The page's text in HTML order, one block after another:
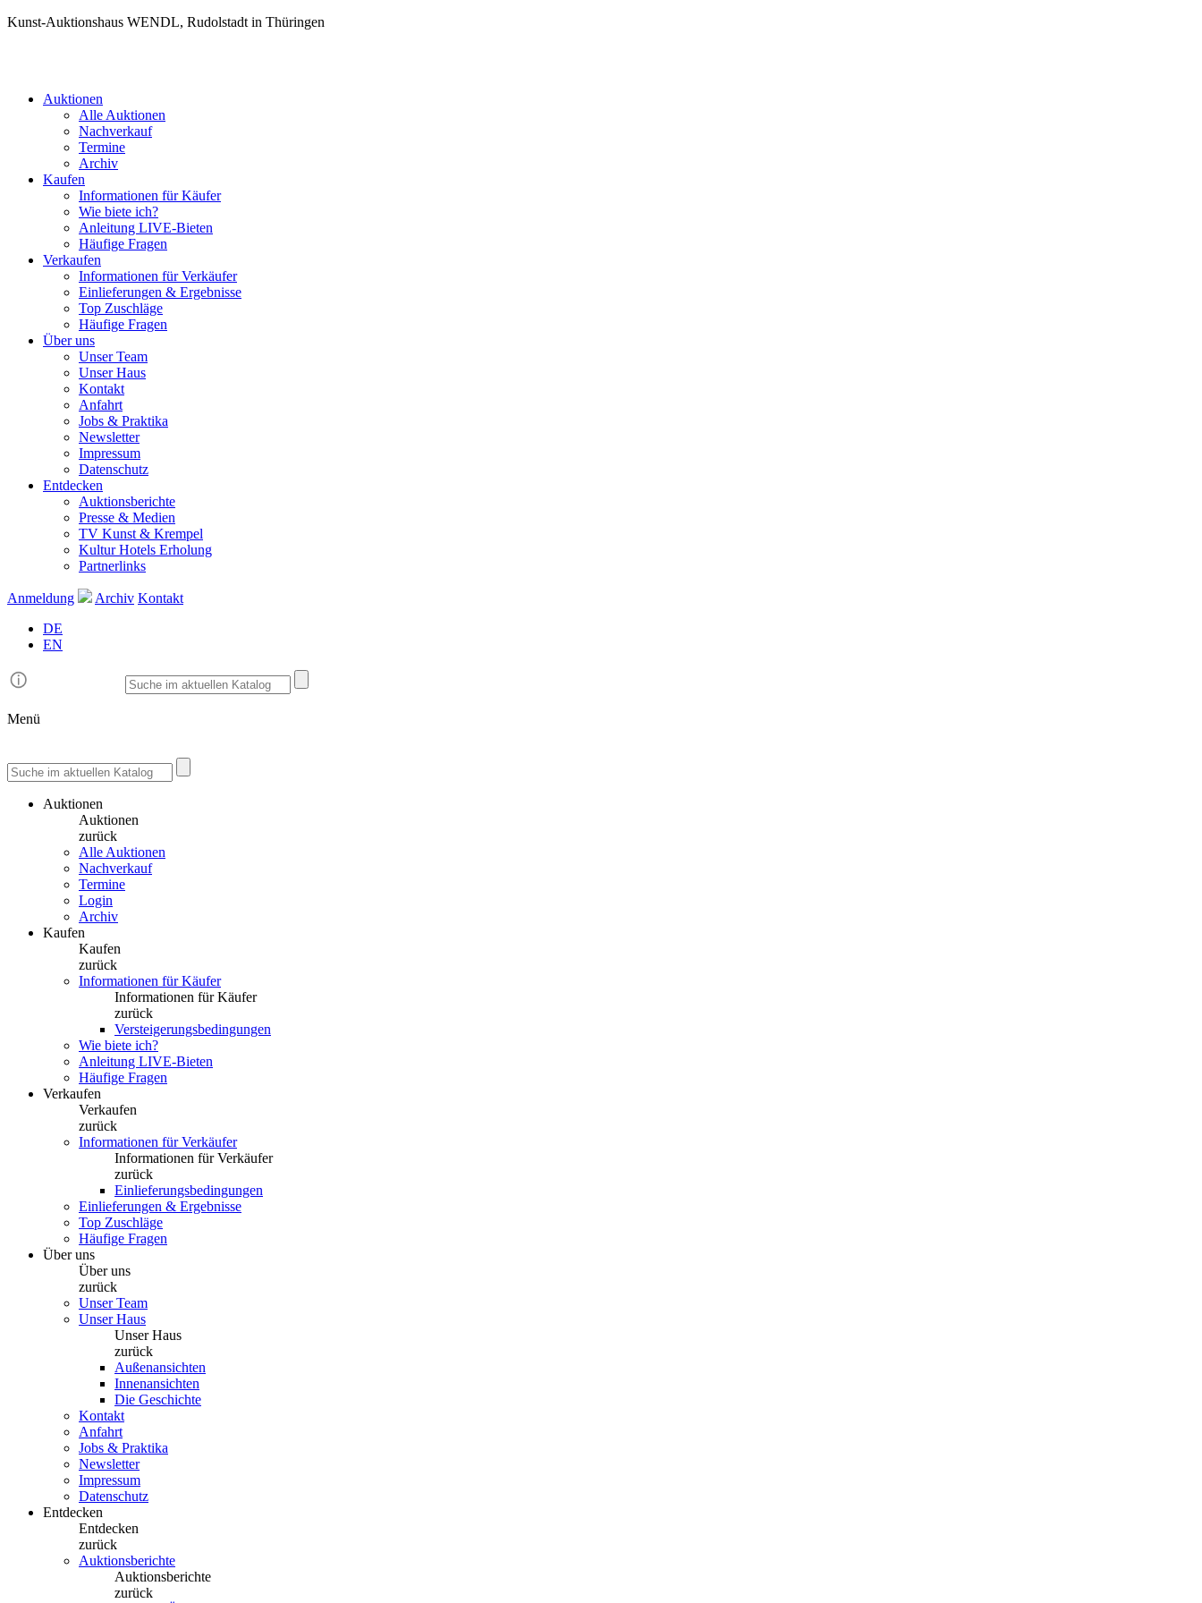
Kunst-Auktionshaus WENDL, Rudolstadt in Thüringen
Auktionen
Alle Auktionen
Nachverkauf
Termine
Archiv
Kaufen
Informationen für Käufer
Wie biete ich?
Anleitung LIVE-Bieten
Häufige Fragen
Verkaufen
Informationen für Verkäufer
Einlieferungen & Ergebnisse
Top Zuschläge
Häufige Fragen
Über uns
Unser Team
Unser Haus
Kontakt
Anfahrt
Jobs & Praktika
Newsletter
Impressum
Datenschutz
Entdecken
Auktionsberichte
Presse & Medien
TV Kunst & Krempel
Kultur Hotels Erholung
Partnerlinks
Anmeldung Archiv Kontakt
DE
EN
Menü
Auktionen
Auktionen
zurück
Alle Auktionen
Nachverkauf
Termine
Login
Archiv
Kaufen
Kaufen
zurück
Informationen für Käufer
Informationen für Käufer
zurück
Versteigerungsbedingungen
Wie biete ich?
Anleitung LIVE-Bieten
Häufige Fragen
Verkaufen
Verkaufen
zurück
Informationen für Verkäufer
Informationen für Verkäufer
zurück
Einlieferungsbedingungen
Einlieferungen & Ergebnisse
Top Zuschläge
Häufige Fragen
Über uns
Über uns
zurück
Unser Team
Unser Haus
Unser Haus
zurück
Außenansichten
Innenansichten
Die Geschichte
Kontakt
Anfahrt
Jobs & Praktika
Newsletter
Impressum
Datenschutz
Entdecken
Entdecken
zurück
Auktionsberichte
Auktionsberichte
zurück